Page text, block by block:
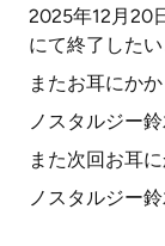
2025年12月20
にて終了したい
またお耳にかか
ノスタルジー鈴
また次回お耳
ノスタルジー鈴